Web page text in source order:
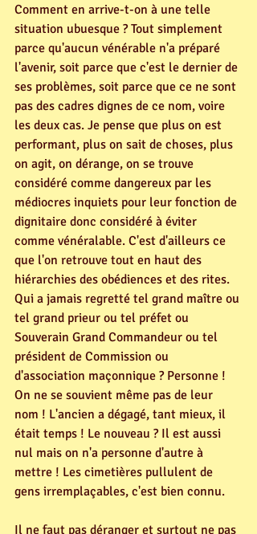
Comment en arrive-t-on à une telle
situation ubuesque ? Tout simplement
parce qu'aucun vénérable n'a préparé
l'avenir, soit parce que c'est le dernier de
ses problèmes, soit parce que ce ne sont
pas des cadres dignes de ce nom, voire
les deux cas. Je pense que plus on est
performant, plus on sait de choses, plus
on agit, on dérange, on se trouve
considéré comme dangereux par les
médiocres inquiets pour leur fonction de
dignitaire donc considéré à éviter
comme vénéralable. C'est d'ailleurs ce
que l'on retrouve tout en haut des
hiérarchies des obédiences et des rites.
Qui a jamais regretté tel grand maître ou
tel grand prieur ou tel préfet ou
Souverain Grand Commandeur ou tel
président de Commission ou
d'association maçonnique ? Personne !
On ne se souvient même pas de leur
nom ! L'ancien a dégagé, tant mieux, il
était temps ! Le nouveau ? Il est aussi
nul mais on n'a personne d'autre à
mettre ! Les cimetières pullulent de
gens irremplaçables, c'est bien connu.
Il ne faut pas déranger et surtout ne pas